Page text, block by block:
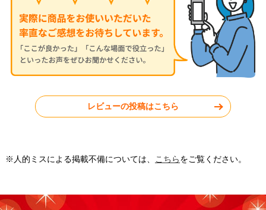
佐賀県鳥栖市 福岡県福岡市
レビューの投稿はこちら
※人的ミスによる掲載不備については、 こちらをご覧ください。